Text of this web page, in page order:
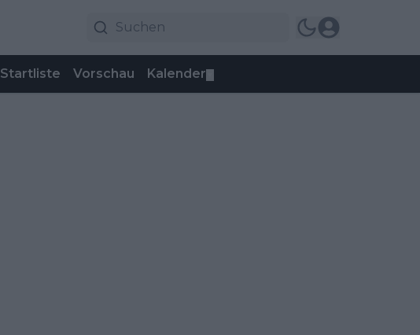
Startliste Vorschau Kalender